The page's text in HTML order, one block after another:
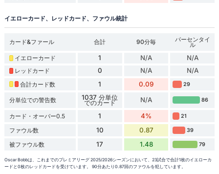
イエローカード、レッドカード、ファウル統計
カード&ファール 合計 90分毎 パーセンタイ
ル
イエローカード
1 N/A N/A
レッドカード 0 N/A N/A
合計カード数 1 0.09 29
分単位での警告数 1037 分単位
でのカード N/A 86
カード・オーバー0.5 1 4% 21
ファウル数 10 0.87 39
被ファウル数 17 1.48 79
Oscar Bobbは、これまでのプレミアリーグ 2025/2026シーズンにおいて、23試合で合計1枚のイエローカ
ードと0枚のレッドカードを受けています。 90分あたり0.87回のファウルを犯しています。